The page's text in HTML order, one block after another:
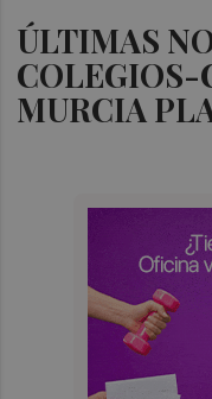
ÚLTIMAS
COLEGIOS-
MURCIA